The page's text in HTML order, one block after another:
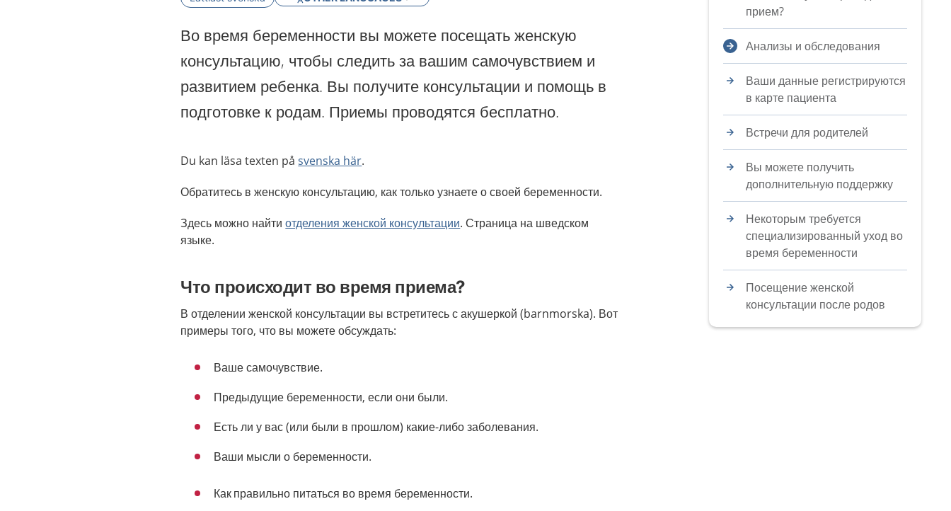
Во время беременности вы можете посещать женскую
консультацию, чтобы следить за вашим самочувствием и
развитием ребенка. Вы получите консультации и помощь в
подготовке к родам. Приемы проводятся бесплатно.
Du kan läsa texten påsvenska här.
Обратитесь в женскую консультацию, как только узнаете о своей беременности.
Здесь можно найтиотделения женской консультации. Страница на шведском
языке.
Что происходит во время приема?
В отделении женской консультации вы встретитесь с акушеркой (barnmorska). Вот
примеры того, что вы можете обсуждать:
Ваше самочувствие.
Предыдущие беременности, если они были.
Есть ли у вас (или были в прошлом) какие-либо заболевания.
Ваши мысли о беременности.
Какправильно питаться во время беременности.
прием?
Анализы и обследования
Ваши данные регистрируются
в карте пациента
Встречи для родителей
Вы можете получить
дополнительную поддержку
Некоторым требуется
специализированный уход во
время беременности
Посещение женской
консультации после родов